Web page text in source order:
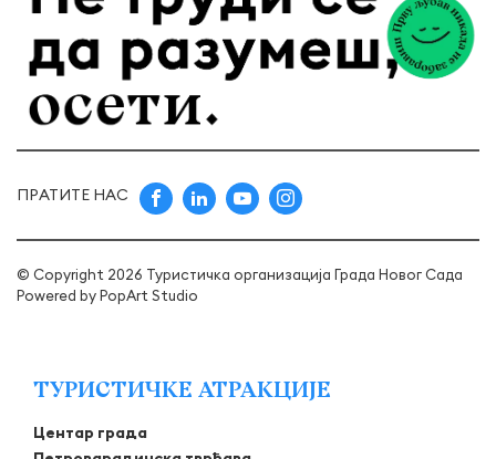
ПРАТИТЕ НАС
© Copyright 2026 Туристичка организација Града Новог Сада
Powered byPopArt Studio
ТУРИСТИЧКЕ АТРАКЦИЈЕ
Центар града